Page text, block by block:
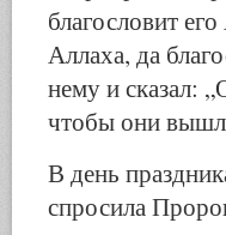
благословит
Аллаха, да
нему и сказал:
чтобы они
В день
спросила